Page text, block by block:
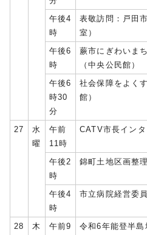
午後4
時
表敬訪問：戸田
室）
午後6
時
蕨市にぎわいま
（中央公民館）
午後6
時30
分
社会保障をよく
館）
27
水
曜
午前
11時
CATV市長インタ
午後2
時
錦町土地区画整
午後4
時
市立病院経営委
28
木
午前9
令和6年能登半